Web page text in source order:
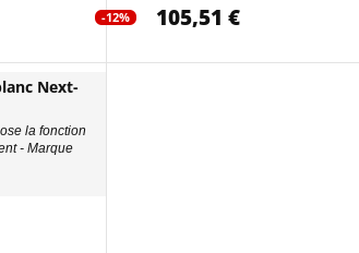
-12% 105,51 €
Next-
la fonction
- Marque